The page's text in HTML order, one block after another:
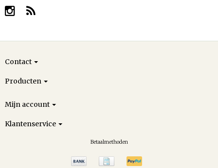
Contact
Producten
Mijn account
Klantenservice
Betaalmethoden